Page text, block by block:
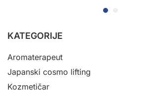
tijeku –
KATEGORIJE
Aromaterapeut
Japanski cosmo lifting
Kozmetičar